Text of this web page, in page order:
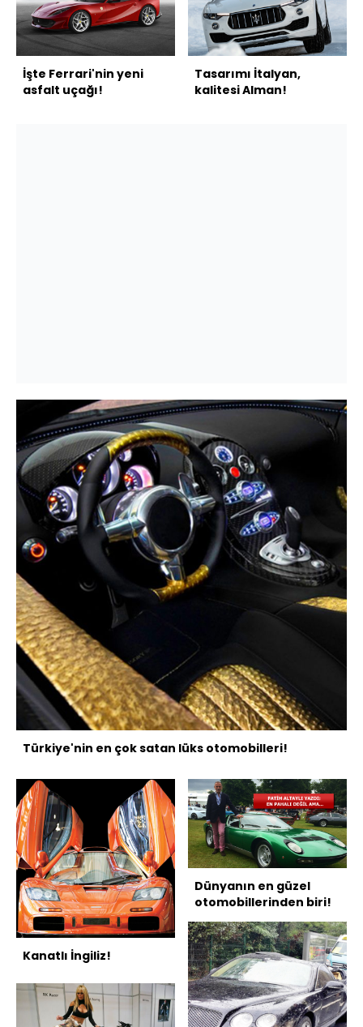
İşte Ferrari'nin yeni
asfalt uçağı!
Tasarımı İtalyan,
kalitesi Alman!
Türkiye'nin en çok satan lüks otomobilleri!
Kanatlı İngiliz!
Dünyanın en güzel
otomobillerinden biri!